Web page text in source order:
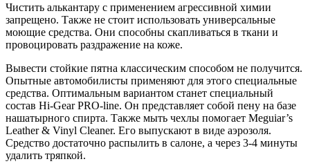
Чистить алькантару с применением агрессивной химии
запрещено. Также не стоит использовать универсальные
моющие средства. Они способны скапливаться в ткани и
провоцировать раздражение на коже.
Вывести стойкие пятна классическим способом не получится.
Опытные автомобилисты применяют для этого специальные
средства. Оптимальным вариантом станет специальный
состав Hi-Gear PRO-line. Он представляет собой пену на базе
нашатырного спирта. Также мыть чехлы помогает Meguiar’s
Leather & Vinyl Cleaner. Его выпускают в виде аэрозоля.
Средство достаточно распылить в салоне, а через 3-4 минуты
удалить тряпкой.